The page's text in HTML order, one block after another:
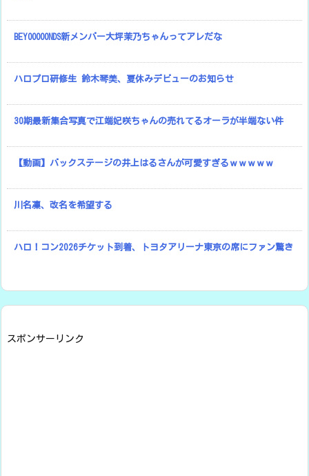
BEYOOOOONDS新メンバー大坪茉乃ちゃんってアレだな
ハロプロ研修生 鈴木琴美、夏休みデビューのお知らせ
30期最新集合写真で江端妃咲ちゃんの売れてるオーラが半端ない件
【動画】バックステージの井上はるさんが可愛すぎるｗｗｗｗｗ
川名凜、改名を希望する
ハロ！コン2026チケット到着、トヨタアリーナ東京の席にファン驚き
スポンサーリンク